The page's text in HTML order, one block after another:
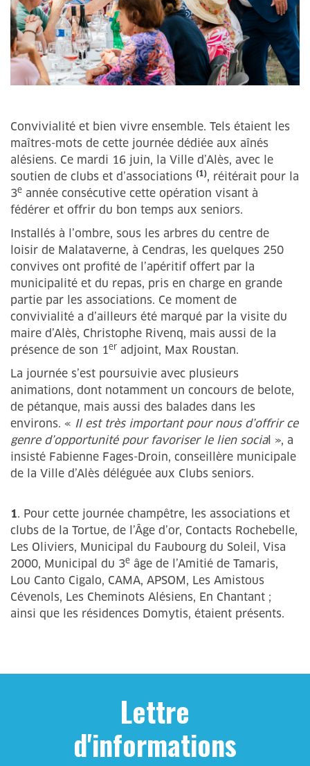
Convivialité et bien vivre ensemble. Tels étaient les
maîtres-mots de cette journée dédiée aux aînés
alésiens. Ce mardi 16 juin, la Ville d’Alès, avec le
soutien de clubs et d’associations (1), réitérait pour la
3e année consécutive cette opération visant à
fédérer et offrir du bon temps aux seniors.
Installés à l’ombre, sous les arbres du centre de
loisir de Malataverne, à Cendras, les quelques 250
convives ont profité de l’apéritif offert par la
municipalité et du repas, pris en charge en grande
partie par les associations. Ce moment de
convivialité a d’ailleurs été marqué par la visite du
maire d’Alès, Christophe Rivenq, mais aussi de la
présence de son 1er adjoint, Max Roustan.
La journée s’est poursuivie avec plusieurs
animations, dont notamment un concours de belote,
de pétanque, mais aussi des balades dans les
environs. « Il est très important pour nous d’offrir ce
genre d’opportunité pour favoriser le lien social », a
insisté Fabienne Fages-Droin, conseillère municipale
de la Ville d’Alès déléguée aux Clubs seniors.
1. Pour cette journée champêtre, les associations et
clubs de la Tortue, de l’Âge d’or, Contacts Rochebelle,
Les Oliviers, Municipal du Faubourg du Soleil, Visa
2000, Municipal du 3e âge de l’Amitié de Tamaris,
Lou Canto Cigalo, CAMA, APSOM, Les Amistous
Cévenols, Les Cheminots Alésiens, En Chantant ;
ainsi que les résidences Domytis, étaient présents.
Lettre
d'informations